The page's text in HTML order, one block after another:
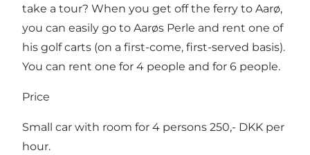
take a tour? When you get off the ferry to Aarø,
you can easily go to Aarøs Perle and rent one of
his golf carts (on a first-come, first-served basis).
You can rent one for 4 people and for 6 people.
Price
Small car with room for 4 persons 250,- DKK per
hour.